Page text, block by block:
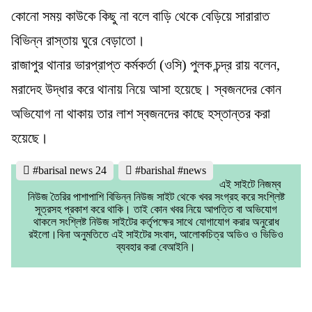
কোনো সময় কাউকে কিছু না বলে বাড়ি থেকে বেড়িয়ে সারারাত
বিভিন্ন রাস্তায় ঘুরে বেড়াতো।
রাজাপুর থানার ভারপ্রাপ্ত কর্মকর্তা (ওসি) পুলক চন্দ্র রায় বলেন,
মরাদেহ উদ্ধার করে থানায় নিয়ে আসা হয়েছে। স্বজনদের কোন
অভিযোগ না থাকায় তার লাশ স্বজনদের কাছে হস্তান্তর করা
হয়েছে।
#barisal news 24
#barishal #news
এই সাইটে নিজম্ব
নিউজ তৈরির পাশাপাশি বিভিন্ন নিউজ সাইট থেকে খবর সংগ্রহ করে সংশ্লিষ্ট
সূত্রসহ প্রকাশ করে থাকি। তাই কোন খবর নিয়ে আপত্তি বা অভিযোগ
থাকলে সংশ্লিষ্ট নিউজ সাইটের কর্তৃপক্ষের সাথে যোগাযোগ করার অনুরোধ
রইলো।বিনা অনুমতিতে এই সাইটের সংবাদ, আলোকচিত্র অডিও ও ভিডিও
ব্যবহার করা বেআইনি।